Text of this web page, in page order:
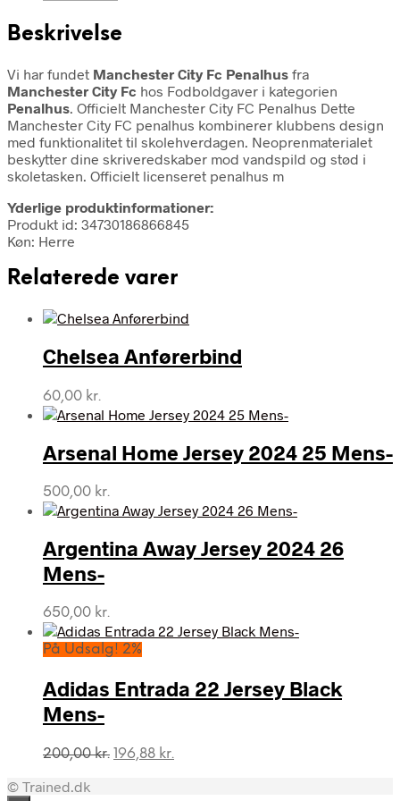
Beskrivelse
Vi har fundet Manchester City Fc Penalhus fra
Manchester City Fc hos Fodboldgaver i kategorien
Penalhus. Officielt Manchester City FC Penalhus Dette
Manchester City FC penalhus kombinerer klubbens design
med funktionalitet til skolehverdagen. Neoprenmaterialet
beskytter dine skriveredskaber mod vandspild og stød i
skoletasken. Officielt licenseret penalhus m
Yderlige produktinformationer:
Produkt id: 34730186866845
Køn: Herre
Relaterede varer
Chelsea Anførerbind
60,00 kr.
Arsenal Home Jersey 2024 25 Mens-
500,00 kr.
Argentina Away Jersey 2024 26
Mens-
650,00 kr.
På Udsalg! 2%
Adidas Entrada 22 Jersey Black
Mens-
200,00kr. Den
196,88 kr.
© Trained.dk